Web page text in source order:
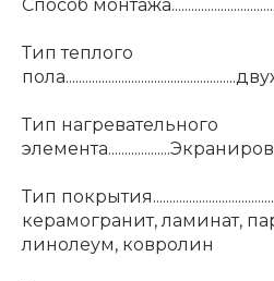
Способ
Тип теплого
Тип нагревательного
Тип
керамогранит, ламинат,
линолеум, ковролин